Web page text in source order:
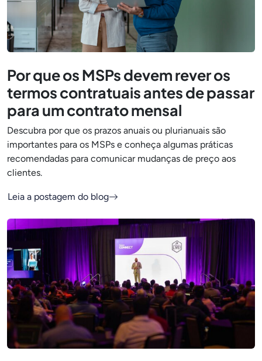
Por que os MSPs devem rever os
termos contratuais antes de passar
para um contrato mensal
Descubra por que os prazos anuais ou plurianuais são
importantes para os MSPs e conheça algumas práticas
recomendadas para comunicar mudanças de preço aos
clientes.
Leia a postagem do blog